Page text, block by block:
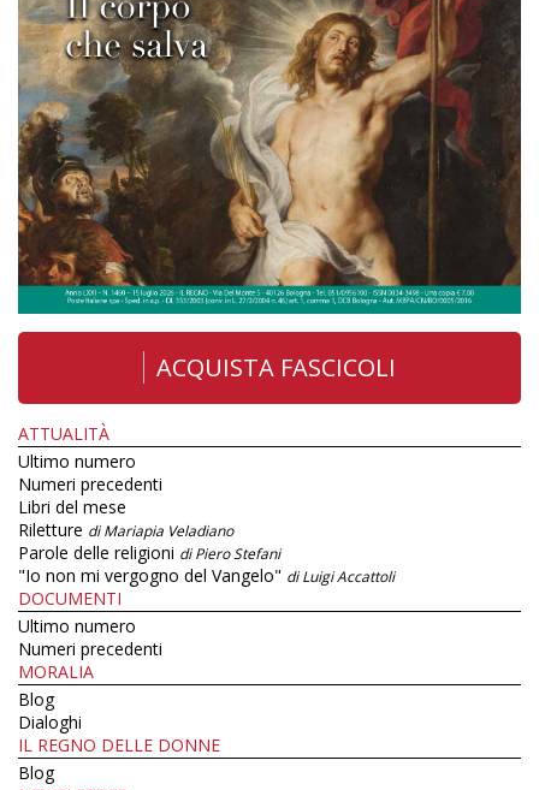
ACQUISTA FASCICOLI
ATTUALITÀ
Ultimo numero
Numeri precedenti
Libri del mese
Riletture di Mariapia Veladiano
Parole delle religioni di Piero Stefani
"Io non mi vergogno del Vangelo" di Luigi Accattoli
DOCUMENTI
Ultimo numero
Numeri precedenti
MORALIA
Blog
Dialoghi
IL REGNO DELLE DONNE
Blog